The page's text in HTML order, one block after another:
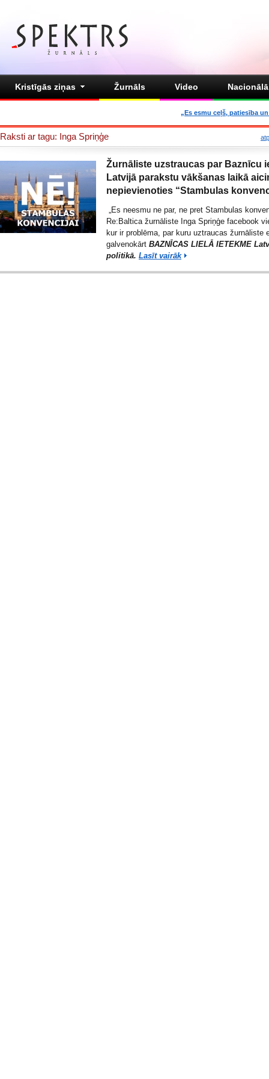
Kristīgās ziņas Žurnāls Video
„Es esmu ceļš, patiesība
Raksti ar tagu: Inga Spriņģe
Žurnāliste uzstraucas par Baznīcu
Latvijā parakstu vākšanas laikā
nepievienoties “Stambulas
„Es neesmu ne par, ne pret Stambulas
Re:Baltica žurnāliste Inga Spriņģe facebook
kur ir problēma, par kuru uztraucas žurnāliste
galvenokārt BAZNĪCAS LIELĀ IETEKME
politikā. Lasīt vairāk